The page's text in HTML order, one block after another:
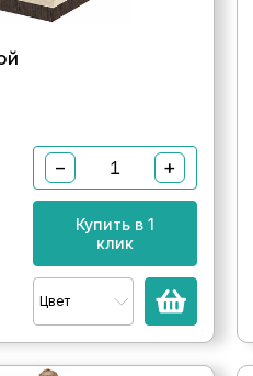
− +
Купить в 1
клик
Цвет